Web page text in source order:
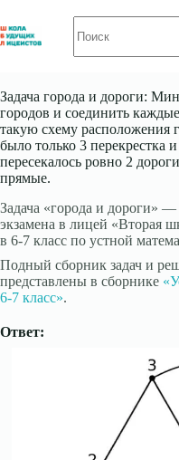
к
сути
не
найдено
Задача города и дороги:
городов и соединить
такую схему расположения
было только 3 перекрестка
пересекалось ровно 2
прямые.
Задача «города и дороги» —
экзамена в лицей «Вторая
в 6-7 класс по устной
Подный сборник задач и
представлены в сборнике
6-7 класс».
Ответ: